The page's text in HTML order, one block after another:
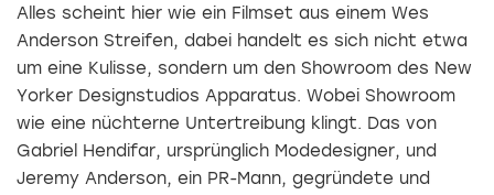
Alles scheint hier wie ein Filmset aus einem Wes
Anderson Streifen, dabei handelt es sich nicht etwa
um eine Kulisse, sondern um den Showroom des New
Yorker Designstudios Apparatus. Wobei Showroom
wie eine nüchterne Untertreibung klingt. Das von
Gabriel Hendifar, ursprünglich Modedesigner, und
Jeremy Anderson, ein PR-Mann, gegründete und